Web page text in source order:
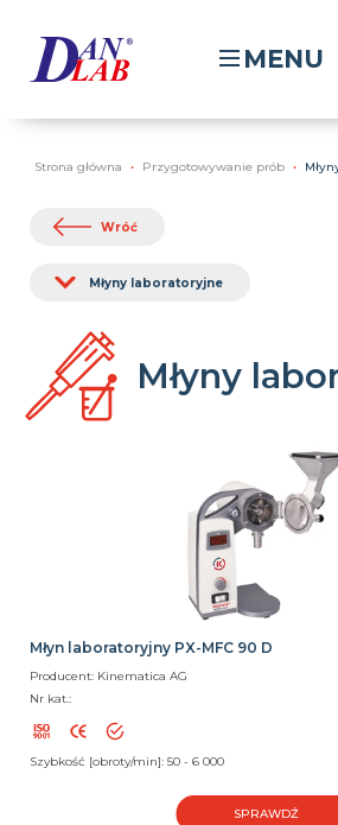
MENU
Strona główna Przygotowywanie prób
Wróć
Młyny laboratoryjne
Młyny
Młyn laboratoryjny PX-MFC 90 D
Producent: Kinematica AG
Nr kat.:
Szybkość [obroty/min]: 50 - 6 000
SPRAWDŹ